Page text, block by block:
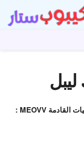
تيدي يقدم فرقة الفتيات القادمة MEOVV :